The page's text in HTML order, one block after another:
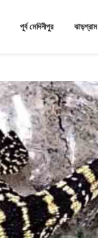
পূর্ব মেদিনীপুর ঝাড়গ্রাম